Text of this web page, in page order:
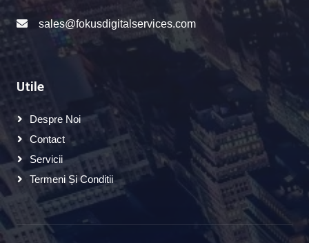
sales@fokusdigitalservices.com
Utile
Despre Noi
Contact
Servicii
Termeni Și Conditii